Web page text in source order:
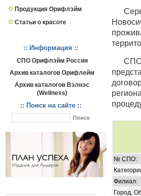
Продукция Орифлэйм
Статьи о красоте
:: Информация ::
СПО Орифлэйм Россия
Архив каталогов Орифлейм
Архив каталогов Вэлнэс
(Wellness)
:: Поиск на сайте ::
СПО
№ СПО:
Филиал:
Город,